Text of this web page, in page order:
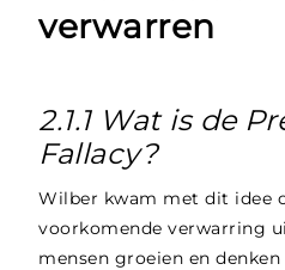
verwarren
2.1.1 Wat is de
Fallacy?
Wilber kwam met dit idee
voorkomende verwarring
mensen groeien en denken